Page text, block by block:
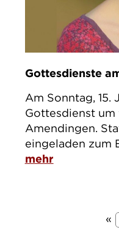
Gottesdienste
Am Sonntag, 15.
Gottesdienst um
Amendingen.
eingeladen zum
mehr
«